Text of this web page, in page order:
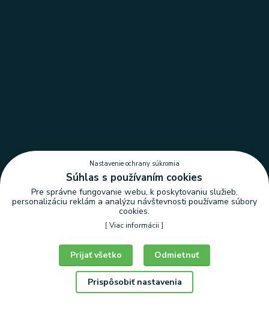
Nastavenie ochrany súkromia
Nastavenie ochrany súkromia
Súhlas s používaním cookies
Pre správne fungovanie webu, k poskytovaniu služieb,
personalizáciu reklám a analýzu návštevnosti používame súbory
cookies.
[Viac informácii ]
Odmietnuť
Prispôsobiť nastavenia
Prijať všetko